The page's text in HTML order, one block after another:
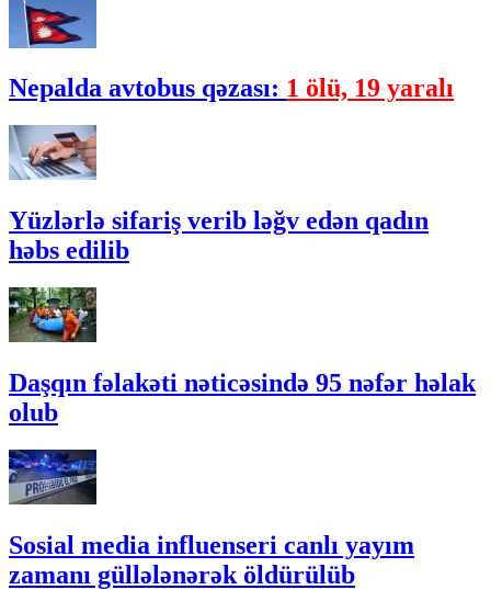
Nepalda avtobus qəzası: 1 ölü, 19 yaralı
Yüzlərlə sifariş verib ləğv edən qadın
həbs edilib
Daşqın fəlakəti nəticəsində 95 nəfər həlak
olub
Sosial media influenseri canlı yayım
zamanı güllələnərək öldürülüb